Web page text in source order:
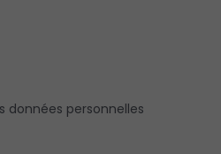
données personnelles